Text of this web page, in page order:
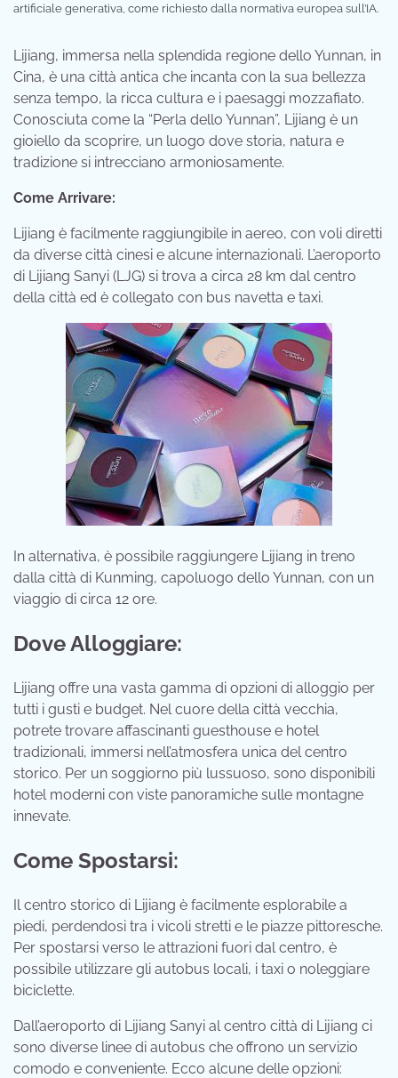
artificiale generativa, come richiesto dalla normativa europea sull’IA.
Lijiang, immersa nella splendida regione dello Yunnan, in
Cina, è una città antica che incanta con la sua bellezza
senza tempo, la ricca cultura e i paesaggi mozzafiato.
Conosciuta come la “Perla dello Yunnan”, Lijiang è un
gioiello da scoprire, un luogo dove storia, natura e
tradizione si intrecciano armoniosamente.
Come Arrivare:
Lijiang è facilmente raggiungibile in aereo, con voli diretti
da diverse città cinesi e alcune internazionali. L’aeroporto
di Lijiang Sanyi (LJG) si trova a circa 28 km dal centro
della città ed è collegato con bus navetta e taxi.
In alternativa, è possibile raggiungere Lijiang in treno
dalla città di Kunming, capoluogo dello Yunnan, con un
viaggio di circa 12 ore.
Dove Alloggiare:
Lijiang offre una vasta gamma di opzioni di alloggio per
tutti i gusti e budget. Nel cuore della città vecchia,
potrete trovare affascinanti guesthouse e hotel
tradizionali, immersi nell’atmosfera unica del centro
storico. Per un soggiorno più lussuoso, sono disponibili
hotel moderni con viste panoramiche sulle montagne
innevate.
Come Spostarsi:
Il centro storico di Lijiang è facilmente esplorabile a
piedi, perdendosi tra i vicoli stretti e le piazze pittoresche.
Per spostarsi verso le attrazioni fuori dal centro, è
possibile utilizzare gli autobus locali, i taxi o noleggiare
biciclette.
Dall’aeroporto di Lijiang Sanyi al centro città di Lijiang ci
sono diverse linee di autobus che offrono un servizio
comodo e conveniente. Ecco alcune delle opzioni: